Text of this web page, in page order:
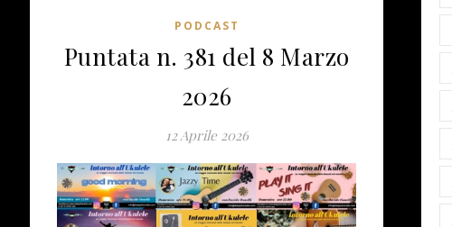
PODCAST
Puntata n. 381 del 8 Marzo
2026
12 Aprile 2026